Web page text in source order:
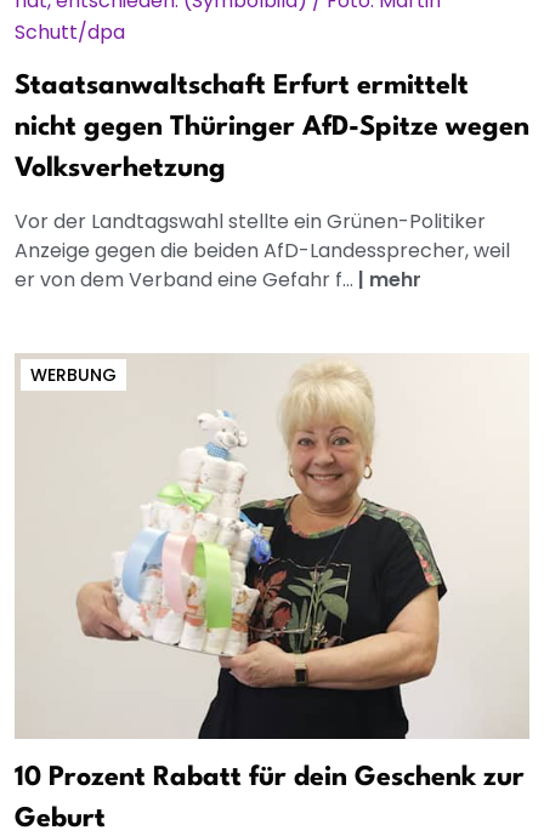
Staatsanwaltschaft Erfurt ermittelt
nicht gegen Thüringer AfD-Spitze wegen
Volksverhetzung
Vor der Landtagswahl stellte ein Grünen-Politiker
Anzeige gegen die beiden AfD-Landessprecher, weil
er von dem Verband eine Gefahr f... | mehr
WERBUNG
10 Prozent Rabatt für dein Geschenk zur
Geburt